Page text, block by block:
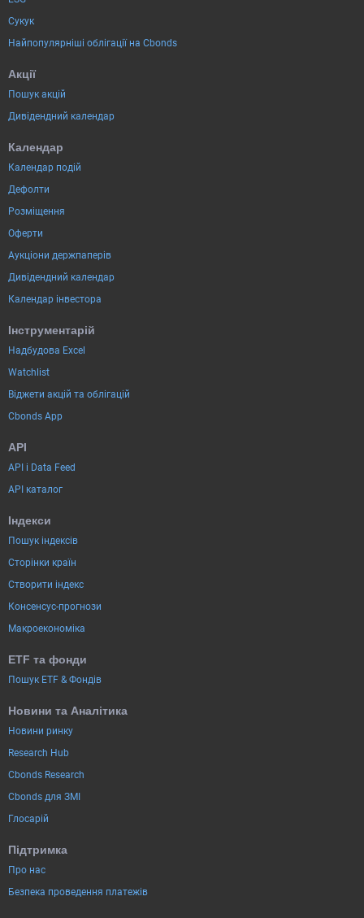
Сукук
Найпопулярніші облігації на Cbonds
Акції
Пошук акцій
Дивідендний календар
Календар
Календар подій
Дефолти
Розміщення
Оферти
Аукціони держпаперів
Дивідендний календар
Календар інвестора
Інструментарій
Надбудова Excel
Watchlist
Віджети акцій та облігацій
Cbonds App
API
API і Data Feed
API каталог
Індекси
Пошук індексів
Сторінки країн
Створити індекс
Консенсус-прогнози
Макроекономіка
ETF та фонди
Пошук ETF & Фондів
Новини та Аналітика
Новини ринку
Research Hub
Cbonds Research
Cbonds для ЗМІ
Глосарій
Підтримка
Про нас
Безпека проведення платежів